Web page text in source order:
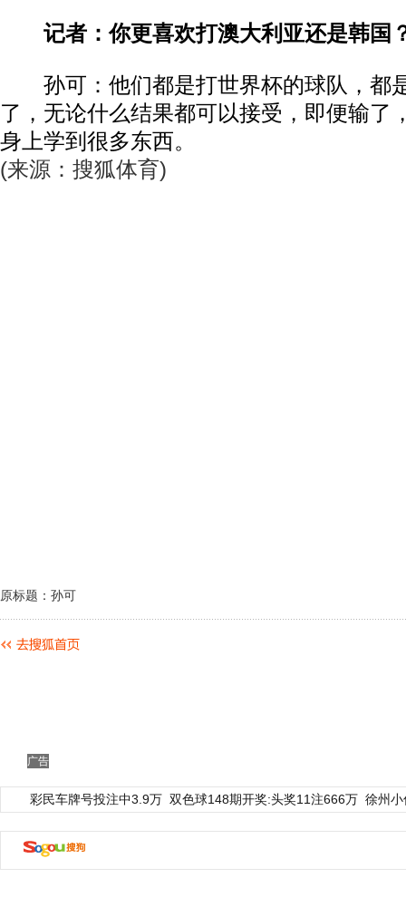
记者：你更喜欢打澳大利亚还是韩国
孙可：他们都是打世界杯的球队，都
了，无论什么结果都可以接受，即便输了
身上学到很多东西。
(来源：搜狐体育)
原标题：孙可
广告
彩民车牌号投注中3.9万 双色球148期开奖:头奖11注666万 徐州